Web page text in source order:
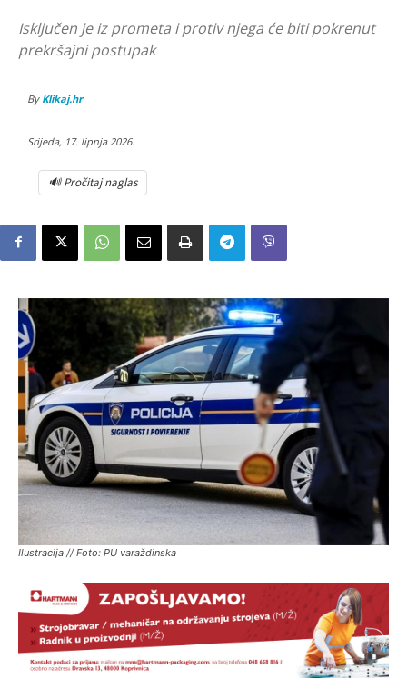
Isključen je iz prometa i protiv njega će biti pokrenut
prekršajni postupak
By Klikaj.hr
Srijeda, 17. lipnja 2026.
🔊 Pročitaj naglas
Ilustracija // Foto: PU varaždinska